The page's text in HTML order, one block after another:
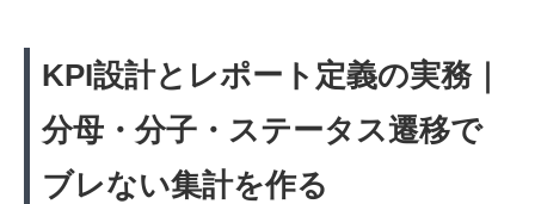
KPI設計とレポート定義の実務｜
分母・分子・ステータス遷移で
ブレない集計を作る